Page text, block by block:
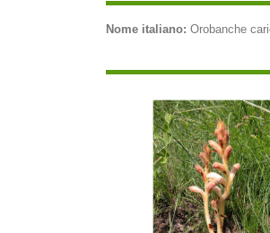
Nome italiano: Orobanche